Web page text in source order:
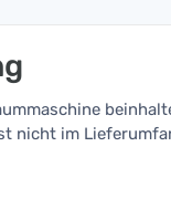
nicht im